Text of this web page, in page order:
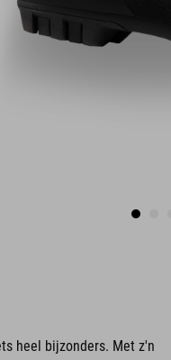
heel bijzonders. Met z'n